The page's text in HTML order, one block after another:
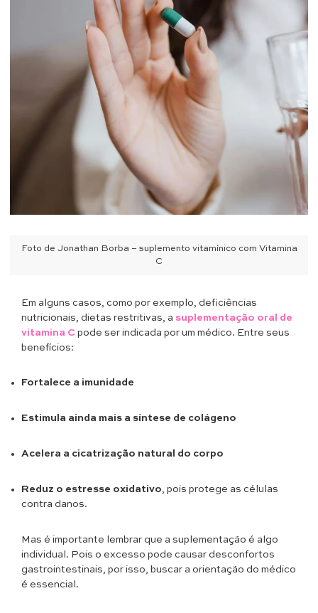
Foto de Jonathan Borba – suplemento vitamínico com Vitamina
C
Em alguns casos, como por exemplo, deficiências
nutricionais, dietas restritivas, a suplementação oral de
vitamina C pode ser indicada por um médico. Entre seus
benefícios:
Fortalece a imunidade
Estimula ainda mais a síntese de colágeno
Acelera a cicatrização natural do corpo
Reduz o estresse oxidativo, pois protege as células
contra danos.
Mas é importante lembrar que a suplementação é algo
individual. Pois o excesso pode causar desconfortos
gastrointestinais, por isso, buscar a orientação do médico
é essencial.